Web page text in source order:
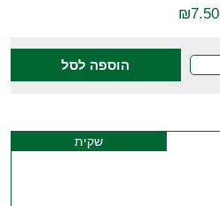
₪7.50
הוספה לסל
שקית